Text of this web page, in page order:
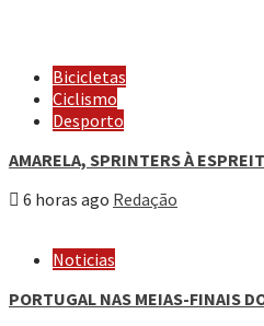
Bicicletas
Ciclismo
Desporto
AMARELA, SPRINTERS À
6 horas ago Redação
Noticias
PORTUGAL NAS MEIAS-FINAIS